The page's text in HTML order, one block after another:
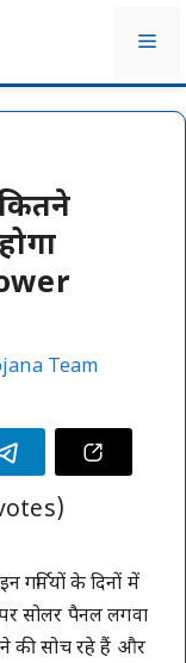
Team
इन गर्मियों के दिनों में
सोलर पैनल लगवा
की सोच रहे हैं और